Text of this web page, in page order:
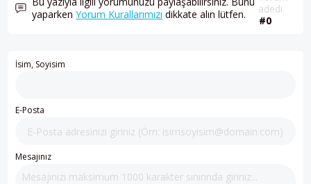
yaparkenYorum Kurallarımızı dikkate alın lütfen.
adedi
#0
İsim, Soyisim
E-Posta
Mesajınız